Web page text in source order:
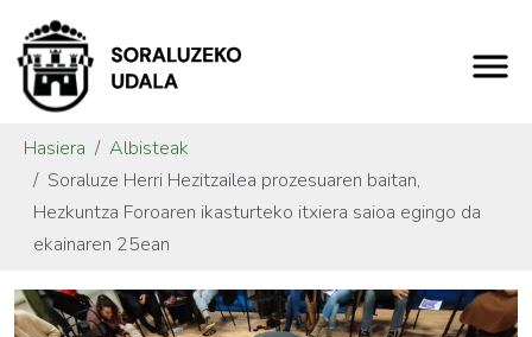
Hasiera
Albisteak
Soraluze Herri Hezitzailea prozesuaren baitan,
Hezkuntza Foroaren ikasturteko itxiera saioa egingo da
ekainaren 25ean